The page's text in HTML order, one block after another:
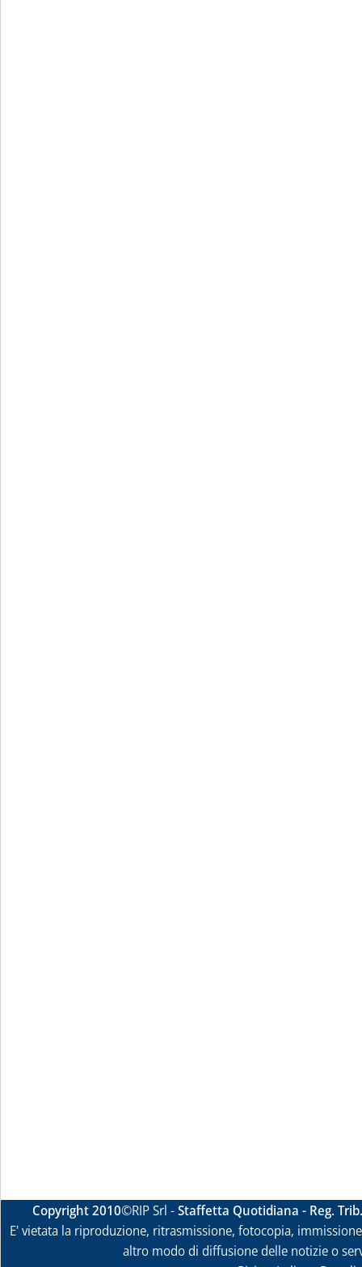
Copyright 2010©RIP Srl -Staffetta Quotidiana - Reg.
E' vietata la riproduzione, ritrasmissione, fotocopia,
altro modo di diffusione delle notizie o